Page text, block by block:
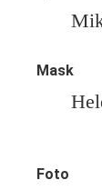
Mask
Foto